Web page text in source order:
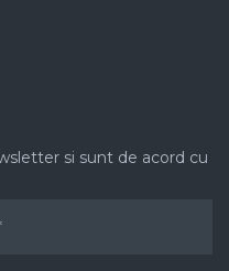
si sunt de acord cu